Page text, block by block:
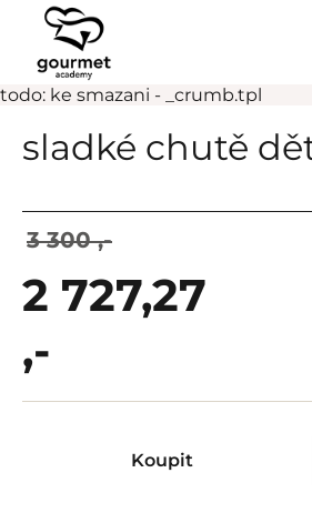
todo: ke smazani - _crumb.tpl
sladké chutě
3 300 ,-
2 727,27
,-
Koupit